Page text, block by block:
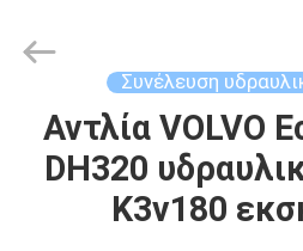
ΣΠΊΤΙ
ΠΡΟΪΌΝΤΑ
Commerce
Reserved.
Συνέλευση
Αντλία VOLVO
DH320
K3v180